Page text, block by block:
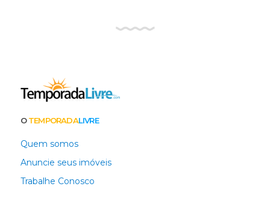
OTEMPORADALIVRE
Quem somos
Anuncie seus imóveis
Trabalhe Conosco